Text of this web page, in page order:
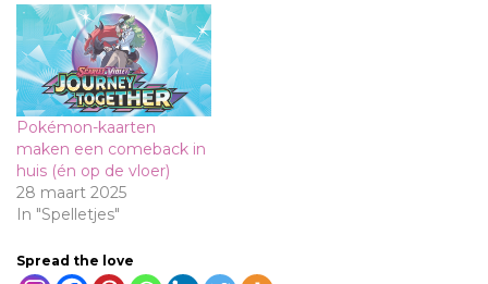
Pokémon-kaarten
maken een comeback in
huis (én op de vloer)
28 maart 2025
In "Spelletjes"
Spread the love